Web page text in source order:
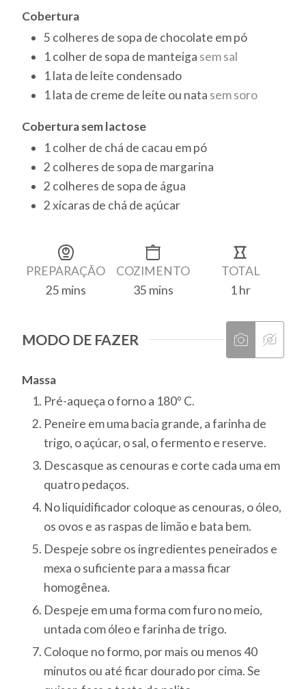
Cobertura
5 colheres de sopa de chocolate em pó
1colher de sopa de manteiga sem sal
1lata de leite condensado
1lata de creme de leite ou nata sem soro
Cobertura sem lactose
1colher de chá de cacau em pó
2 colheres de sopa de margarina
2 colheres de sopa de água
2 xícaras de chá de açúcar
PREPARAÇÃO
25 mins
COZIMENTO
35 mins
TOTAL
1 hr
MODO DE FAZER
Massa
Pré-aqueça o forno a 180º C.
Peneire em uma bacia grande, a farinha de
trigo, o açúcar, o sal, o fermento e reserve.
Descasque as cenouras e corte cada uma em
quatro pedaços.
No liquidificador coloque as cenouras, o óleo,
os ovos e as raspas de limão e bata bem.
Despeje sobre os ingredientes peneirados e
mexa o suficiente para a massa ficar
homogênea.
Despeje em uma forma com furo no meio,
untada com óleo e farinha de trigo.
Coloque no formo, por mais ou menos 40
minutos ou até ficar dourado por cima. Se